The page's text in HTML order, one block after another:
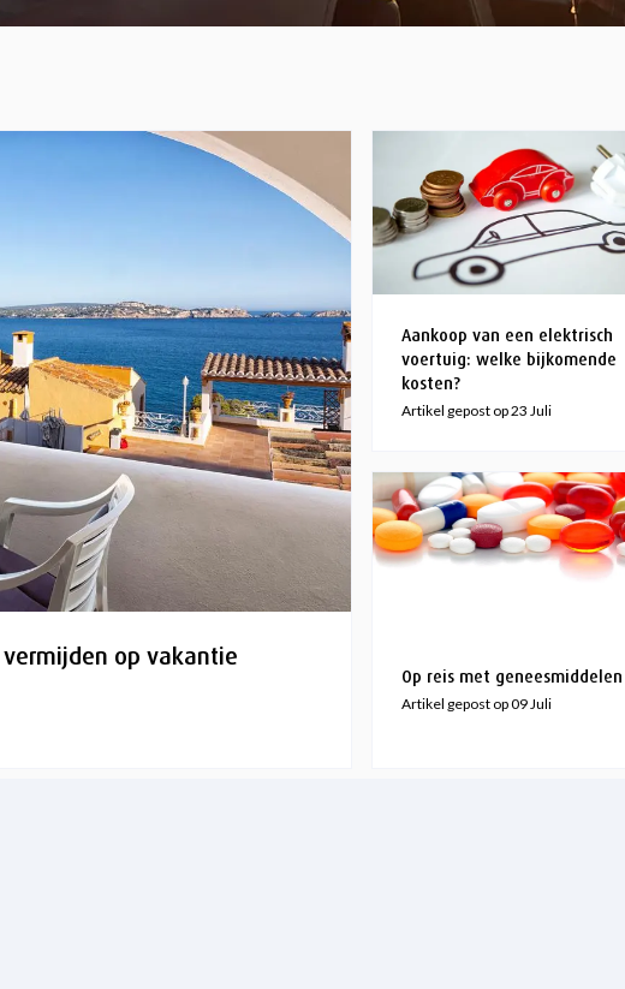
op vakantie
Aankoop van een elektrisch
voertuig: welke bijkomende
kosten?
Artikel gepost op 23 Juli
Op reis met geneesmiddelen
Artikel gepost op 09 Juli